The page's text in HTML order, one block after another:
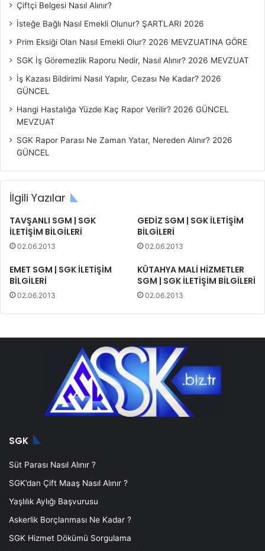
r
Çiftçi Belgesi Nasıl Alınır?
İsteğe Bağlı Nasıl Emekli Olunur? ŞARTLARI 2026
Prim Eksiği Olan Nasıl Emekli Olur? 2026 MEVZUATINA GÖRE
SGK İş Göremezlik Raporu Nedir, Nasıl Alınır? 2026 MEVZUAT
İş Kazası Bildirimi Nasıl Yapılır, Cezası Ne Kadar? 2026
GÜNCEL
Hangi Hastalığa Yüzde Kaç Rapor Verilir? 2026 GÜNCEL
MEVZUAT
SGK Rapor Parası Ne Zaman Yatar, Nereden Alınır? 2026
GÜNCEL
İlgili Yazılar
TAVŞANLI SGM | SGK
İLETİŞİM BİLGİLERİ
02.06.2013
GEDİZ SGM | SGK İLETİŞİM
BİLGİLERİ
02.06.2013
EMET SGM | SGK İLETİŞİM
BİLGİLERİ
02.06.2013
KÜTAHYA MALİ HİZMETLER
SGM | SGK İLETİŞİM BİLGİLERİ
02.06.2013
SGK
Süt Parası Nasıl Alınır ?
SGK’dan Çift Maaş Nasıl Alınır ?
Yaşlılık Aylığı Başvurusu
Askerlik Borçlanması Ne Kadar ?
SGK Hizmet Dökümü Sorgulama